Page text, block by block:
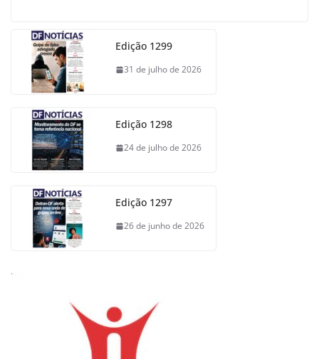
Edição 1299
31 de julho de 2026
Edição 1298
24 de julho de 2026
Edição 1297
26 de junho de 2026